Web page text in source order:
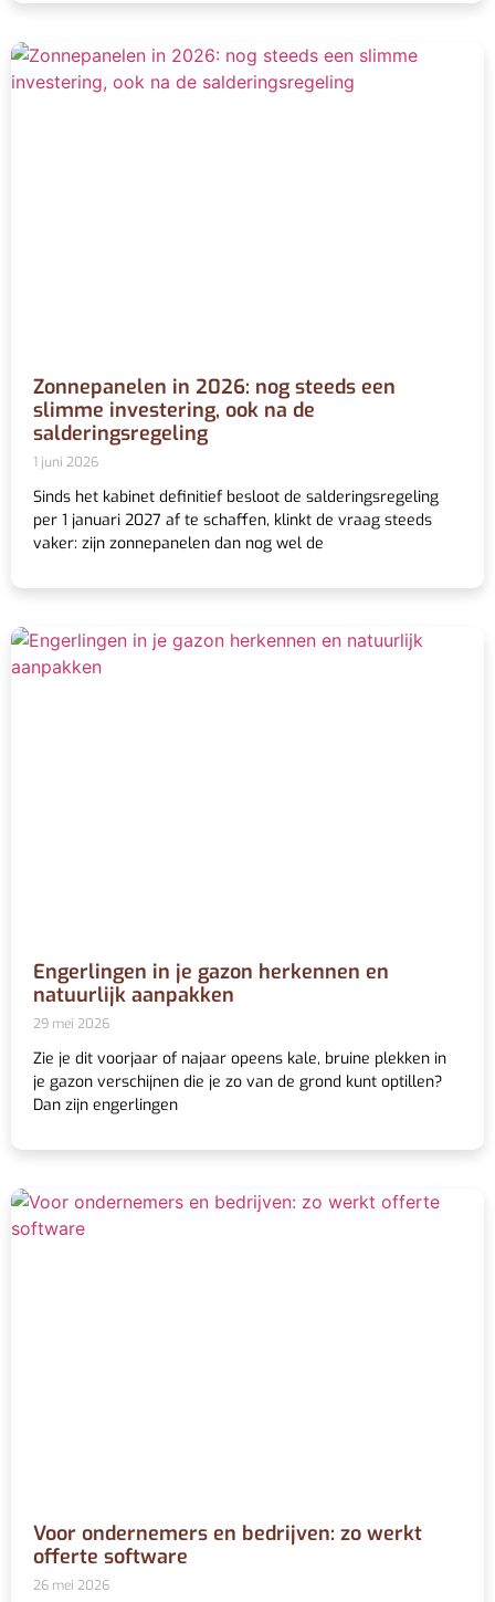
Zonnepanelen in 2026: nog steeds een
slimme investering, ook na de
salderingsregeling
1 juni 2026
Sinds het kabinet definitief besloot de salderingsregeling
per 1 januari 2027 af te schaffen, klinkt de vraag steeds
vaker: zijn zonnepanelen dan nog wel de
Engerlingen in je gazon herkennen en
natuurlijk aanpakken
29 mei 2026
Zie je dit voorjaar of najaar opeens kale, bruine plekken in
je gazon verschijnen die je zo van de grond kunt optillen?
Dan zijn engerlingen
Voor ondernemers en bedrijven: zo werkt
offerte software
26 mei 2026